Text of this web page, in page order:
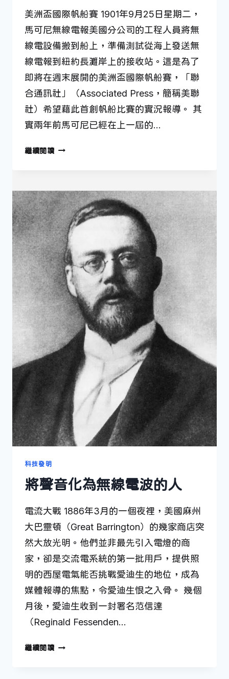
美洲盃國際帆船賽 1901年9月25日星期二，
馬可尼無線電報美國分公司的工程人員將無
線電設備搬到船上，準備測試從海上發送無
線電報到紐約長灘岸上的接收站。這是為了
即將在週末展開的美洲盃國際帆船賽，「聯
合通訊社」（Associated Press，簡稱美聯
社）希望藉此首創帆船比賽的實況報導。 其
實兩年前馬可尼已經在上一屆的…
繼續閱讀發
管
與
再
生
電
路
的
人
科技發明
將聲音化為無線電波的人
電流大戰 1886年3月的一個夜裡，美國麻州
大巴靈頓（Great Barrington）的幾家商店突
然大放光明。他們並非最先引入電燈的商
家，卻是交流電系統的第一批用戶，提供照
明的西屋電氣能否挑戰愛迪生的地位，成為
媒體報導的焦點，令愛迪生恨之入骨。 幾個
月後，愛迪生收到一封署名范信達
（Reginald Fessenden…
繼續閱讀將